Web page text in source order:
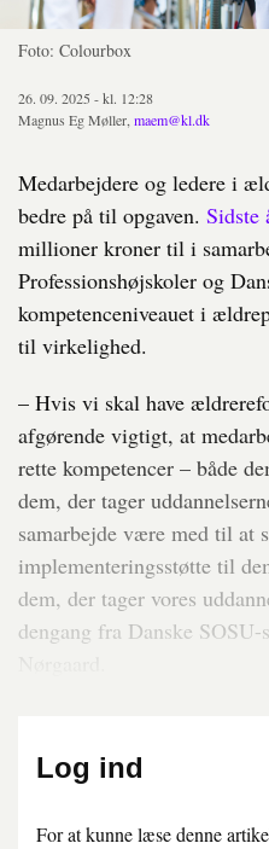
Foto: Colourbox
26. 09. 2025 - kl. 12:28
Magnus Eg Møller, maem@kl.dk
Medarbejdere og ledere i
bedre på til opgaven.
millioner kroner til i
Professionshøjskoler og
kompetenceniveauet i
til virkelighed.
– Hvis vi skal have
afgørende vigtigt, at
rette kompetencer – både
dem, der tager
samarbejde være med til at
implementeringsstøtte til
dem, der tager vores
dengang fra Danske
Log ind
For at kunne læse denne